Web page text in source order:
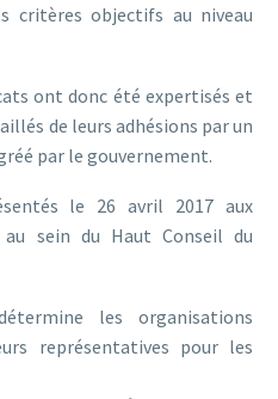
critères objectifs au niveau
ont donc été expertisés et
de leurs adhésions par un
par le gouvernement.
le 26 avril 2017 aux
au sein du Haut Conseil du
les organisations
représentatives pour les